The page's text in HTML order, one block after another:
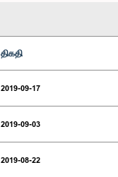
திகதி
2019-09-17
2019-09-03
2019-08-22